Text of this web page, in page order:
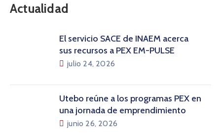
Actualidad
El servicio SACE de INAEM acerca
sus recursos a PEX EM-PULSE
julio 24, 2026
Utebo reúne a los programas PEX en
una jornada de emprendimiento
junio 26, 2026